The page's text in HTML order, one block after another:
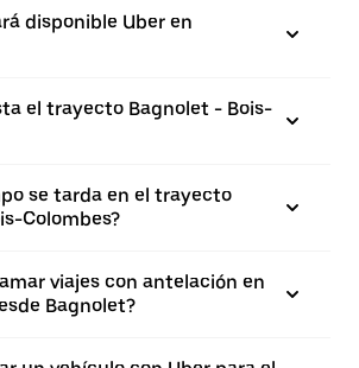
disponible Uber en
el trayecto Bagnolet - Bois-
se tarda en el trayecto
Colombes?
viajes con antelación en
Bagnolet?